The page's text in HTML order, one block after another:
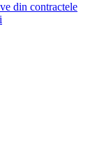
din contractele